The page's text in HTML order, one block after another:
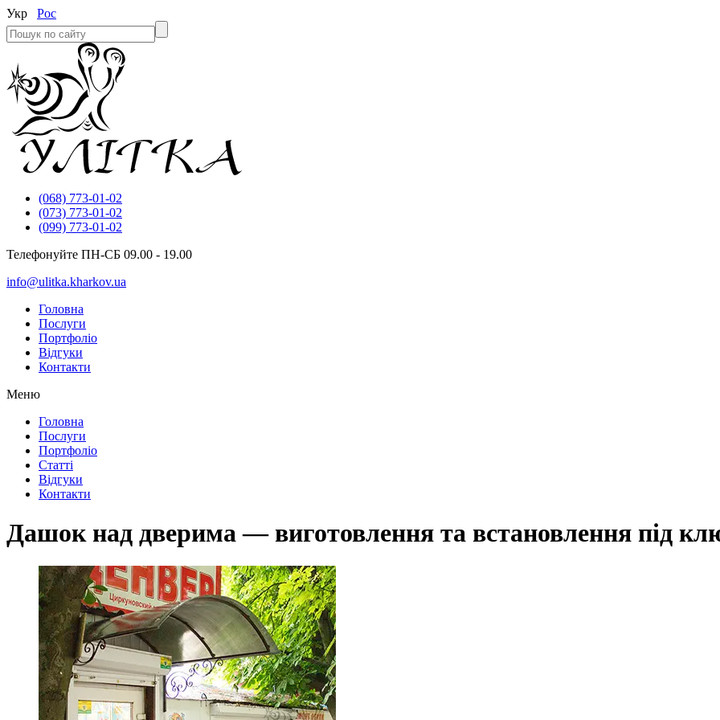
Укр Рос
(068) 773-01-02
(073) 773-01-02
(099) 773-01-02
Телефонуйте ПН-СБ 09.00 - 19.00
info@ulitka.kharkov.ua
Головна
Послуги
Портфоліо
Відгуки
Контакти
Меню
Головна
Послуги
Портфоліо
Статті
Відгуки
Контакти
Дашок над дверима — виготовлення та встановлення під